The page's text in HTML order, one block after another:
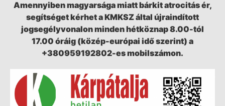
Amennyiben magyarsága miatt bárkit atrocitás ér,
segítséget kérhet a KMKSZ által újraindított
jogsegélyvonalon minden hétköznap 8.00-tól
17.00 óráig (közép-európai idő szerint) a
+380959192802-es mobilszámon.